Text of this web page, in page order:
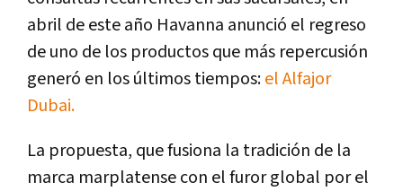
abril de este año Havanna anunció el regreso
de uno de los productos que más repercusión
generó en los últimos tiempos:el Alfajor
Dubai.
La propuesta, que fusiona la tradición de la
marca marplatense con el furor global por el